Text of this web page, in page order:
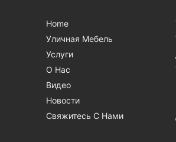
Home
Уличная Мебель
Услуги
О Нас
Видео
Новости
Свяжитесь С Нами